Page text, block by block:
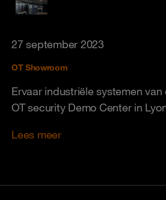
27 september 2023
OT Showroom
Ervaar industriële systemen
OT security Demo Center in
Lees meer